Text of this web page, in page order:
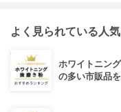
よく見られている人
ホワイトニン
の多い市販品